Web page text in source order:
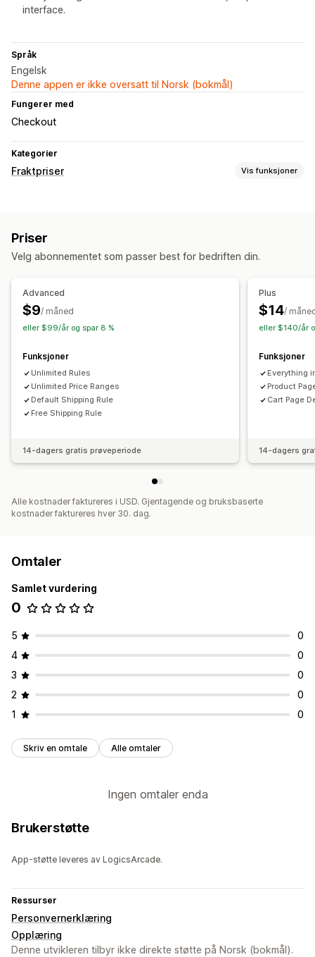
interface.
Språk
Engelsk
Denne appen er ikke oversatt til Norsk (bokmål)
Fungerer med
Checkout
Kategorier
Fraktpriser Vis funksjoner
Multi-zone
Priser
Velg abonnementet som passer best for bedriften din.
Advanced
$9/ måned
eller $99/år og spar 8 %
Funksjoner
Unlimited Rules
Unlimited Price Ranges
Default Shipping Rule
Free Shipping Rule
14-dagers gratis prøveperiode
Plus
$14/
eller $140/år
Funksjoner
Everything
Product
Cart Page
14-dagers
Alle kostnader faktureres i USD. Gjentagende og bruksbaserte
kostnader faktureres hver 30. dag.
Omtaler
Samlet vurdering
0
5
0
4
0
3
0
2
0
1
0
Skriv en omtale Alle omtaler
Ingen omtaler enda
Brukerstøtte
App-støtte leveres av LogicsArcade.
Ressurser
Personvernerklæring
Opplæring
Denne utvikleren tilbyr ikke direkte støtte på Norsk (bokmål).